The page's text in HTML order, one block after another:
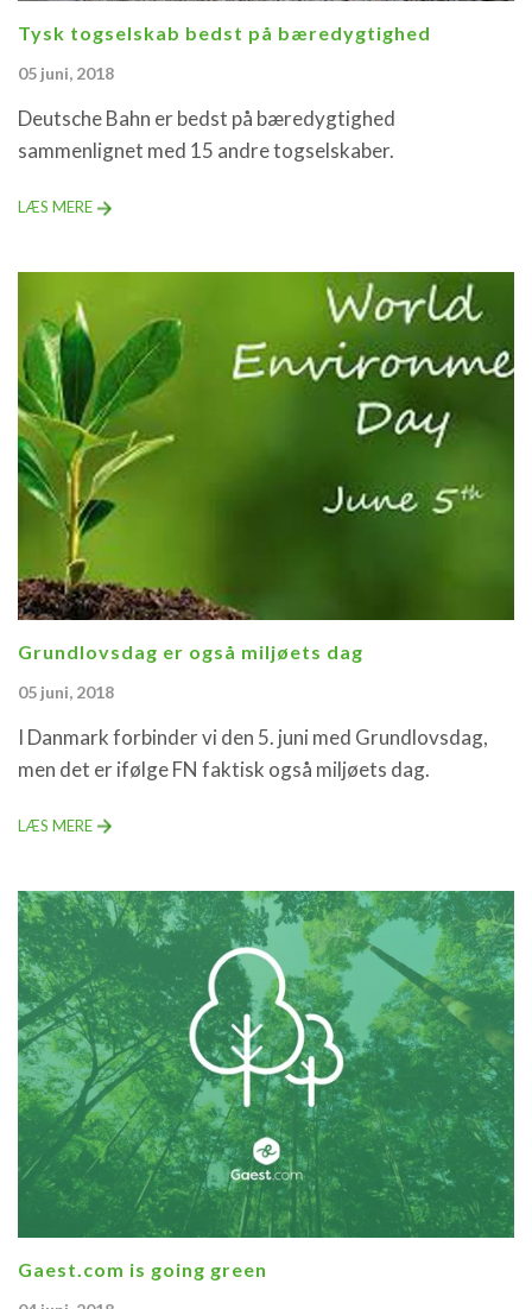
Tysk togselskab bedst på bæredygtighed
05 juni, 2018
Deutsche Bahn er bedst på bæredygtighed
sammenlignet med 15 andre togselskaber.
LÆS MERE
Grundlovsdag er også miljøets dag
05 juni, 2018
I Danmark forbinder vi den 5. juni med Grundlovsdag,
men det er ifølge FN faktisk også miljøets dag.
LÆS MERE
Gaest.com is going green